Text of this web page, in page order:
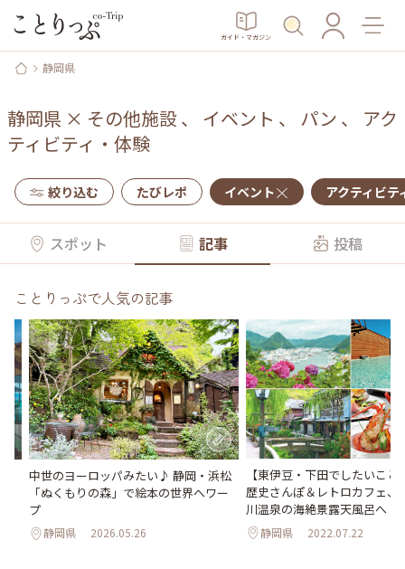
ガイド・マガジン
静岡県
静岡県 × その他施設、 イベント 、 パン 、 アク
ティビティ・体験
絞り込む たびレポ イベント アクティビテ
スポット 記事 投稿
ことりっぷで人気の記事
中世のヨーロッパみたい♪ 静岡・浜松
「ぬくもりの森」で絵本の世界へワー
プ
静岡県 2026.05.26
【東伊豆・下田でしたいこと
歴史さんぽ＆レトロカフェ、
川温泉の海絶景露天風呂へ
静岡県 2022.07.22